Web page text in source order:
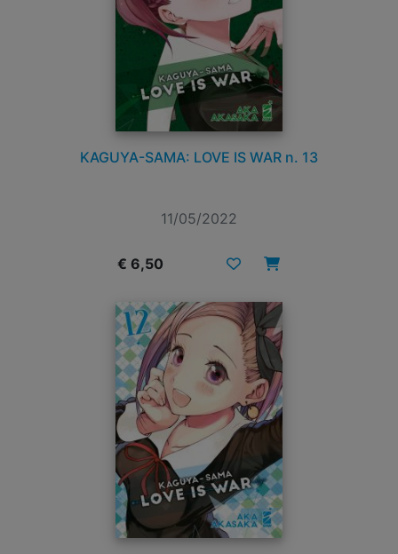
KAGUYA-SAMA: LOVE IS WAR n. 13
11/05/2022
€ 6,50